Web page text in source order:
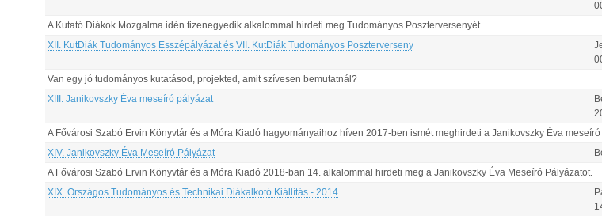
A Kutató Diákok Mozgalma idén tizenegyedik alkalommal hirdeti meg Tudományos Poszterversenyét.
XII. KutDiák Tudományos Esszépályázat és VII. KutDiák Tudományos Poszterverseny
Van egy jó tudományos kutatásod, projekted, amit szívesen bemutatnál?
XIII. Janikovszky Éva meseíró pályázat
A Fővárosi Szabó Ervin Könyvtár és a Móra Kiadó hagyományaihoz híven 2017-ben ismét meghirdeti a Janikovszky Éva
XIV. Janikovszky Éva Meseíró Pályázat
A Fővárosi Szabó Ervin Könyvtár és a Móra Kiadó 2018-ban 14. alkalommal hirdeti meg a Janikovszky Éva Meseíró Pályázatot.
XIX. Országos Tudományos és Technikai Diákalkotó Kiállítás - 2014